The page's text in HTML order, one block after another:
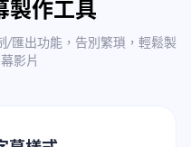
製作工具
/匯出功能，告別繁瑣，輕鬆製
影片